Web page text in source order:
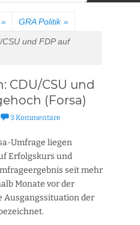
» GRA Politik »
und FDP auf
CDU/CSU und
(Forsa)
3 Kommentare
Umfrage liegen
Erfolgskurs und
seit mehr
Monate vor der
Ausgangssituation der